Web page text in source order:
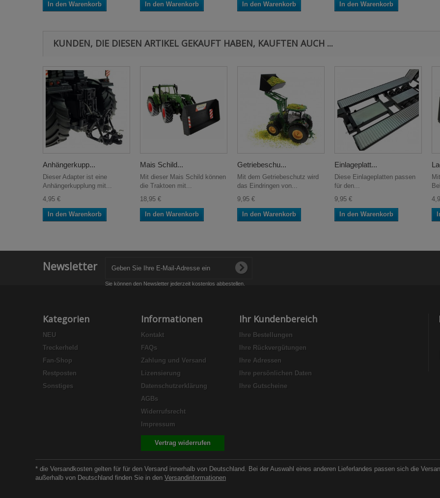
In den Warenkorb In den Warenkorb In den Warenkorb In den Warenkorb
KUNDEN, DIE DIESEN ARTIKEL GEKAUFT HABEN, KAUFTEN AUCH ...
Anhängerkupp...
Dieser Adapter ist eine
Anhängerkupplung mit...
4,95 €
In den Warenkorb
Mais Schild...
Mit dieser Mais Schild können
die Traktoen mit...
18,95 €
In den Warenkorb
Getriebeschu...
Mit dem Getriebeschutz wird
das Eindringen von...
9,95 €
In den Warenkorb
Einlageplatt...
Diese Einlageplatten passen
für den...
9,95 €
In den Warenkorb
Newsletter
Sie können den Newsletter jederzeit kostenlos abbestellen.
Kategorien
NEU
Treckerheld
Fan-Shop
Restposten
Sonstiges
Informationen
Kontakt
FAQs
Zahlung und Versand
Lizensierung
Datenschutzerklärung
AGBs
Widerrufsrecht
Impressum
Vertrag widerrufen
Ihr Kundenbereich
Ihre Bestellungen
Ihre Rückvergütungen
Ihre Adressen
Ihre persönlichen Daten
Ihre Gutscheine
* die Versandkosten gelten für für den Versand innerhalb von Deutschland. Bei der Auswahl eines anderen Lieferlandes passen sich die
außerhalb von Deutschland finden Sie in den Versandinformationen